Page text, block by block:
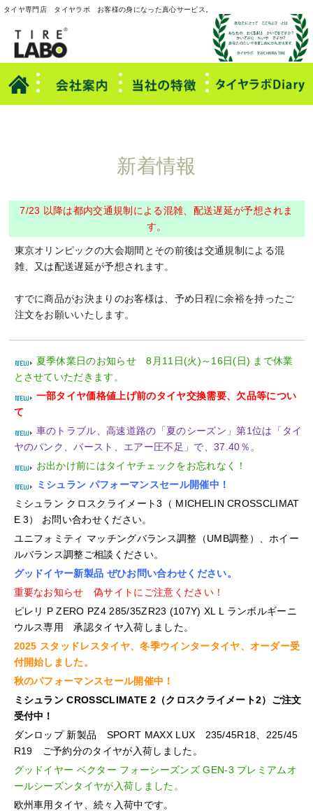
本文へ
タイヤ専門店 タイヤラボ お客様の身になった真心サービス。
新着情報
7/23 以降は都内交通規制による混雑、配送遅延が予想されま
す。
東京オリンピックの大会期間とその前後は交通規制による混
雑、又は配送遅延が予想されます。
すでに商品がお決まりのお客様は、予め日程に余裕を持ったご
注文をお願いいたします。
夏季休業日のお知らせ 8月11日(火)～16日(日) まで休業
とさせていただきます。
一部タイヤ価格値上げ前のタイヤ交換需要、欠品等につい
て
車のトラブル、高速道路の「夏のシーズン」第1位は「タイ
ヤのパンク、バースト、エアー圧不足」で、37.40％。
お出かけ前にはタイヤチェックをお忘れなく！
ミシュラン パフォーマンスセール開催中！
ミシュラン クロスクライメート3（ MICHELIN CROSSCLIMAT
E 3） お問い合わせください。
ユニフォミティ マッチングバランス調整（UMB調整）、ホイー
ルバランス調整ご相談ください。
グッドイヤー新製品 ぜひお問い合わせください。
重要なお知らせ 偽サイトにご注意ください！
ピレリ P ZERO PZ4 285/35ZR23 (107Y) XL L ランボルギーニ
ウルス専用 承認タイヤ入荷しました。
2025 スタッドレスタイヤ、冬季ウインタータイヤ、オーダー受
付開始しました。
秋のパフォーマンスセール開催中！
ミシュラン CROSSCLIMATE 2（クロスクライメート2）ご注文
受付中！
ダンロップ 新製品 SPORT MAXX LUX 235/45R18、225/45
R19 ご予約分のタイヤが入荷しました。
グッドイヤー ベクター フォーシーズンズ GEN-3 プレミアムオ
ールシーズンタイヤが入荷しました。
欧州車用タイヤ、続々入荷中です。